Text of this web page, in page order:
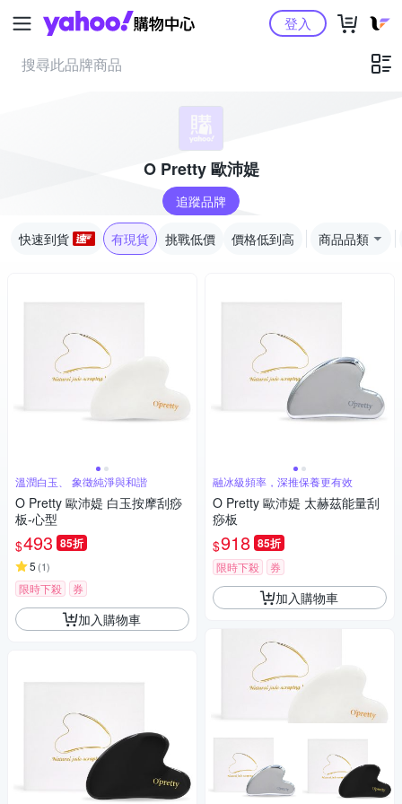
Yahoo購物中心登入
O Pretty 歐沛媞
追蹤品牌
快速到貨 有現貨 挑戰低價 價格低到高 商品品類
溫潤白玉、 象徵純淨與和諧
O Pretty 歐沛媞 白玉按摩刮痧
板-心型
$493 85折
5 (1)
限時下殺 券
加入購物車
融冰級頻率，深推保養更有效
O Pretty 歐沛媞 太赫茲能量刮
痧板
$918 85折
限時下殺 券
加入購物車